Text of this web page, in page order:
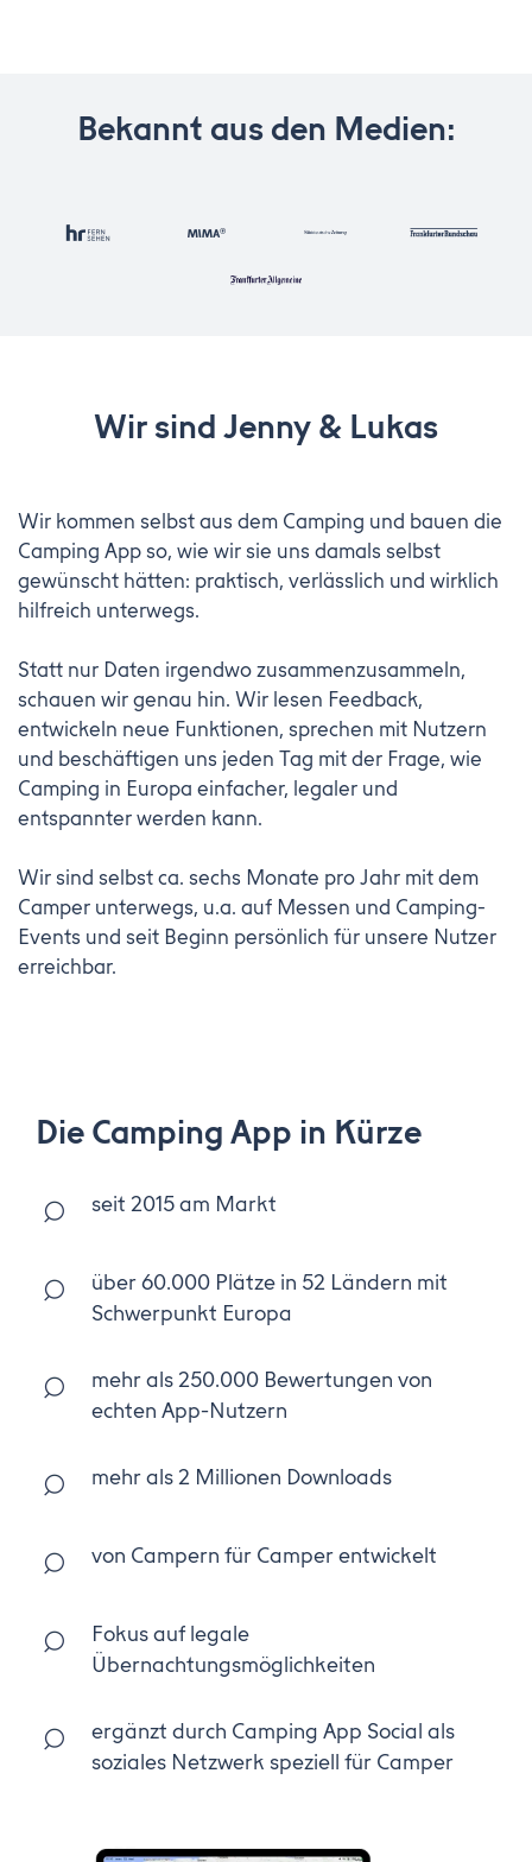
Bekannt aus den Medien:
Wir sind Jenny & Lukas
Wir kommen selbst aus dem Camping und bauen die
Camping App so, wie wir sie uns damals selbst
gewünscht hätten: praktisch, verlässlich und wirklich
hilfreich unterwegs.
Statt nur Daten irgendwo zusammenzusammeln,
schauen wir genau hin. Wir lesen Feedback,
entwickeln neue Funktionen, sprechen mit Nutzern
und beschäftigen uns jeden Tag mit der Frage, wie
Camping in Europa einfacher, legaler und
entspannter werden kann.
Wir sind selbst ca. sechs Monate pro Jahr mit dem
Camper unterwegs, u.a. auf Messen und Camping-
Events und seit Beginn persönlich für unsere Nutzer
erreichbar.
Die Camping App in Kürze
seit 2015 am Markt
über 60.000 Plätze in 52 Ländern mit
Schwerpunkt Europa
mehr als 250.000 Bewertungen von
echten App-Nutzern
mehr als 2 Millionen Downloads
von Campern für Camper entwickelt
Fokus auf legale
Übernachtungsmöglichkeiten
ergänzt durch Camping App Social als
soziales Netzwerk speziell für Camper